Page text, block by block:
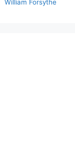
William Forsythe